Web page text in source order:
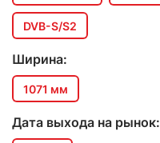
DVB-S/S2
Ширина:
1071 мм
Дата выхода на рынок: